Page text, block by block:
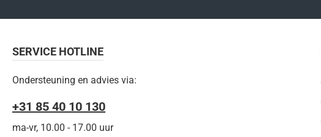
SERVICE HOTLINE
Ondersteuning en advies via:
+31 85 40 10 130
ma-vr, 10.00 - 17.00 uur